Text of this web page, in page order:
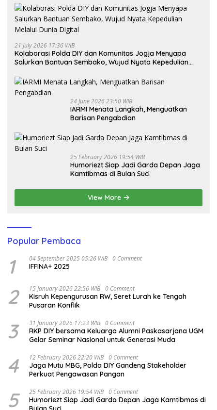
21 July 2026 17:36 WIB
Kolaborasi Polda DIY dan Komunitas Jogja Menyapa
Salurkan Bantuan Sembako, Wujud Nyata Kepedulian
24 June 2026 23:50 WIB
IARMI Menata Langkah, Menguatkan
Barisan Pengabdian
25 February 2026 19:54 WIB
Humoriezt Siap Jadi Garda Depan Jaga
Kamtibmas di Bulan Suci
View More
Popular Pembaca
1 04 September 2025 05:26 WIB 0 Comment
IFFINA+ 2025
2 15 January 2026 22:56 WIB 0 Comment
Kisruh Kepengurusan RW, Seret Lurah ke Tengah
Pusaran Konflik
3 31 January 2026 17:23 WIB 0 Comment
RKP DIY bersama Keluarga Alumni Paskasarjana UGM
Gelar Seminar Nasional untuk Generasi Muda
4 12 February 2026 22:20 WIB 0 Comment
Jaga Mutu MBG, Polda DIY Gandeng Stakeholder
Perkuat Pengawasan Pangan
5 25 February 2026 19:54 WIB 0 Comment
Humoriezt Siap Jadi Garda Depan Jaga Kamtibmas di